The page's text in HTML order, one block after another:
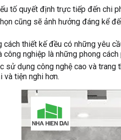
tố quyết định trực tiếp đến chi
cũng sẽ ảnh hưởng đáng kể
cách thiết kế đều có những yêu
công nghiệp là những phong
sử dụng công nghệ cao và
và tiện nghi hơn.